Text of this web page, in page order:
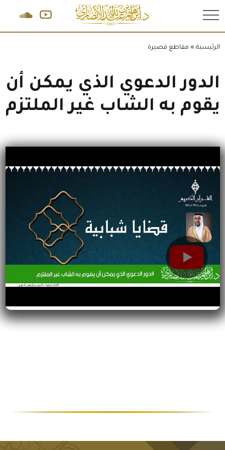
الرئيسية » مقاطع قصيرة
الدور الدعوي الذي يمكن أن
يقوم به الشاب غير الملتزم